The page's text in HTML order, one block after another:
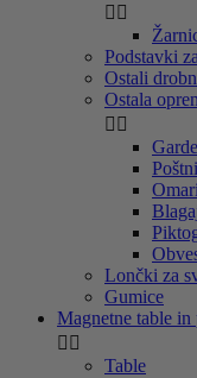
 
Podstavki
Ostali
Ostala
 
Lončki za
Gumice
Magnetne table in
 
Table